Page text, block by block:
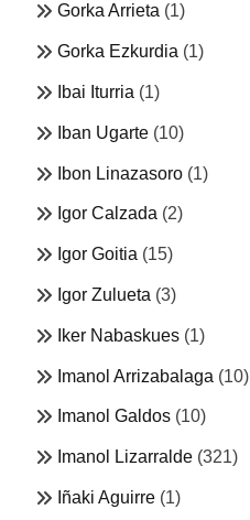
Gorka Arrieta (1)
Gorka Ezkurdia (1)
Ibai Iturria (1)
Iban Ugarte (10)
Ibon Linazasoro (1)
Igor Calzada (2)
Igor Goitia (15)
Igor Zulueta (3)
Iker Nabaskues (1)
Imanol Arrizabalaga (10)
Imanol Galdos (10)
Imanol Lizarralde (321)
Iñaki Aguirre (1)